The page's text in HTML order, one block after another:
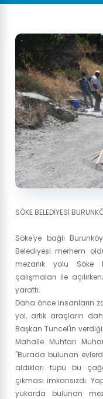
SÖKE BELEDİYESİ
Söke'ye bağlı
Belediyesi merhem
mezarlık yolu Söke
çalışmaları ile
yarattı.
Daha önce insanların
yol, artık araçların
Başkan Tuncel'in
Mahalle Muhtarı
"Burada bulunan
aldıkları tüpü bu
çıkması imkansızdı.
yukarda bulunan